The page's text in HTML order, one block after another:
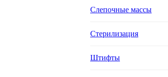
Слепочные массы
Стерилизация
Штифты